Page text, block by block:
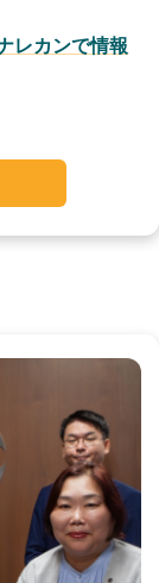
レカンで情報